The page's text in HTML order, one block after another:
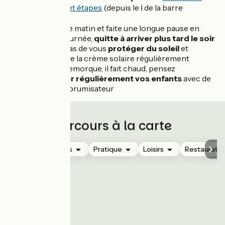
itinéraires et étapes (depuis le ℹ️ de la barre
Partez tôt le matin et faite une longue pause en
milieu de journée, quitte à arriver plus tard le soir
N'oubliez pas de vous protéger du soleilet
de mettre de la crème solaire régulièrement
Dans une remorque, il fait chaud, pensez
humidifier régulièrement vos enfantsavec de
l'eau ou un brumisateur
Parcours à la carte
Hébergements Pratique Loisirs